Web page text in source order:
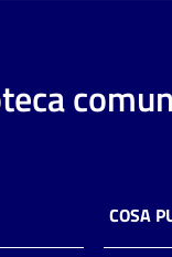
COSA